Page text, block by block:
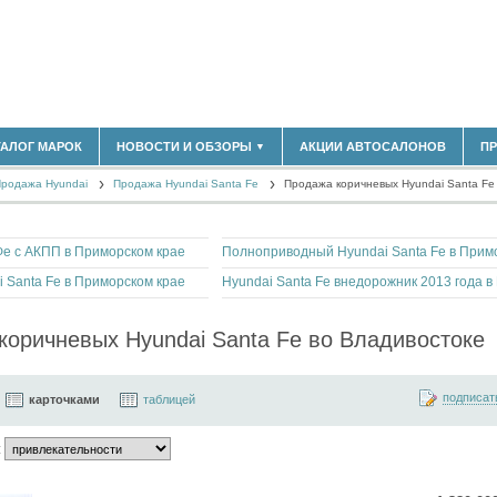
(14304)
МАРОК НОВОСТИ И ОБЗОРЫ ▼
НОВОСТИ РЫНКА
МАТЕРИАЛЫ ПАРТНЕРОВ
ВЫСТАВКИ И АВТОСАЛОНЫ
АКЦИИ АВТОСАЛОНОВ
Hyundai Продажа Hyundai Santa Fe Продажа коричневых Hyundai Santa Fe
с АКПП в Приморском крае
Fe в Приморском крае
Hyundai Santa Fe во Владивостоке
карточками таблицей